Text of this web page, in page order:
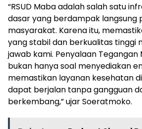
“RSUD Maba adalah salah satu
dasar yang berdampak langsung
masyarakat. Karena itu,
yang stabil dan berkualitas tinggi
jawab kami. Penyalaan Tegangan
bukan hanya soal menyediakan
memastikan layanan kesehatan
dapat berjalan tanpa gangguan
berkembang,” ujar Soeratmoko.